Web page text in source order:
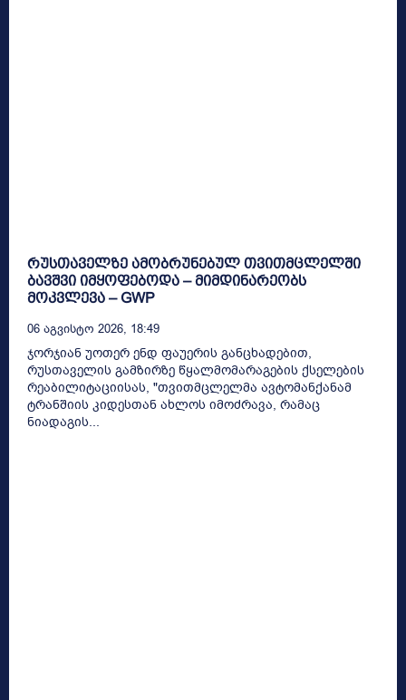
რუსთაველზე ამობრუნებულ თვითმცლელში
ბავშვი იმყოფებოდა – მიმდინარეობს
მოკვლევა – GWP
06 Აგვისტო 2026, 18:49
ჯორჯიან უოთერ ენდ ფაუერის განცხადებით,
რუსთაველის გამზირზე წყალმომარაგების ქსელების
რეაბილიტაციისას, "თვითმცლელმა ავტომანქანამ
ტრანშიის კიდესთან ახლოს იმოძრავა, რამაც
ნიადაგის...